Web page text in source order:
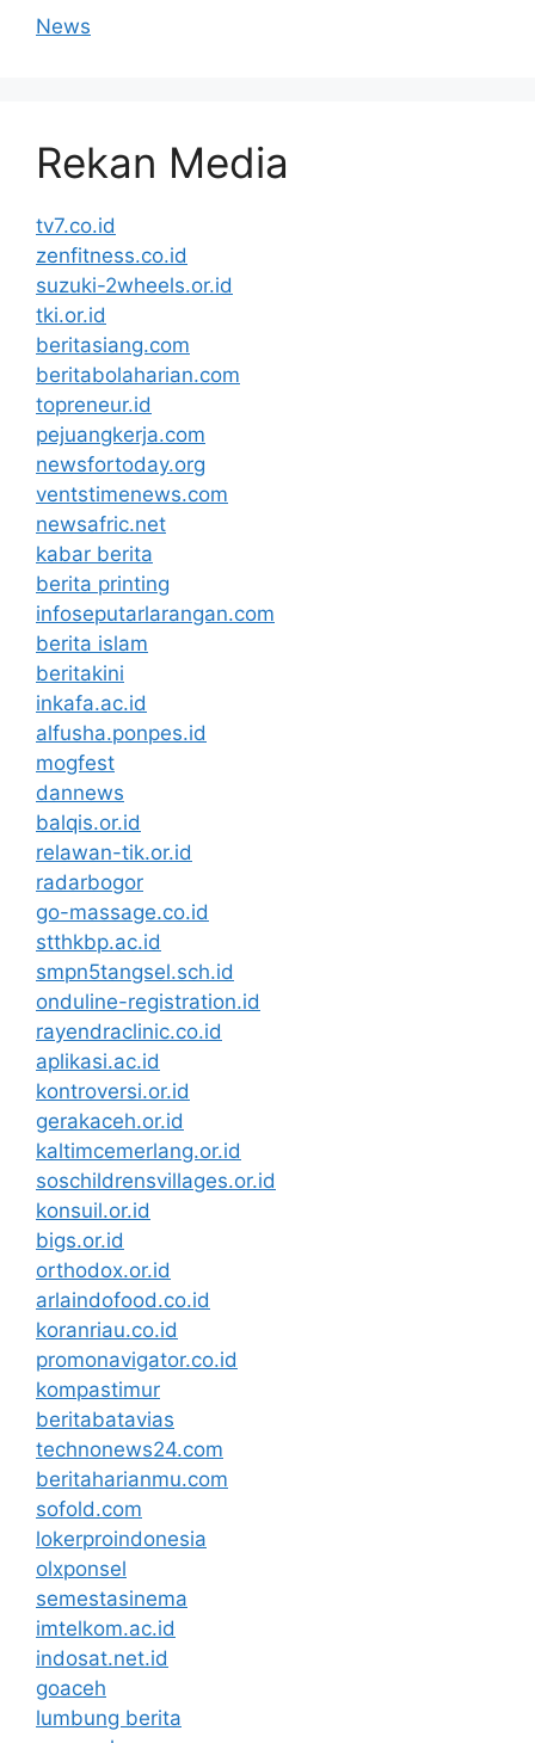
News
Rekan Media
tv7.co.id
zenfitness.co.id
suzuki-2wheels.or.id
tki.or.id
beritasiang.com
beritabolaharian.com
topreneur.id
pejuangkerja.com
newsfortoday.org
ventstimenews.com
newsafric.net
kabar berita
berita printing
infoseputarlarangan.com
berita islam
beritakini
inkafa.ac.id
alfusha.ponpes.id
mogfest
dannews
balqis.or.id
relawan-tik.or.id
radarbogor
go-massage.co.id
stthkbp.ac.id
smpn5tangsel.sch.id
onduline-registration.id
rayendraclinic.co.id
aplikasi.ac.id
kontroversi.or.id
gerakaceh.or.id
kaltimcemerlang.or.id
soschildrensvillages.or.id
konsuil.or.id
bigs.or.id
orthodox.or.id
arlaindofood.co.id
koranriau.co.id
promonavigator.co.id
kompastimur
beritabatavias
technonews24.com
beritaharianmu.com
sofold.com
lokerproindonesia
olxponsel
semestasinema
imtelkom.ac.id
indosat.net.id
goaceh
lumbung berita